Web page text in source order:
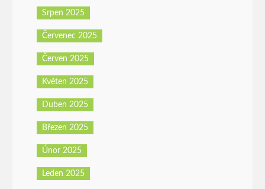
Srpen 2025
Červenec 2025
Červen 2025
Květen 2025
Duben 2025
Březen 2025
Únor 2025
Leden 2025